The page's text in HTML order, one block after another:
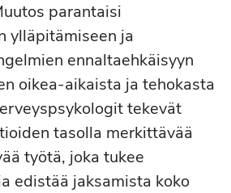
parantaisi
ylläpitämiseen ja
ennaltaehkäisyyn
oikea-aikaista ja tehokasta
tekevät
tasolla merkittävää
työtä, joka tukee
edistää jaksamista koko